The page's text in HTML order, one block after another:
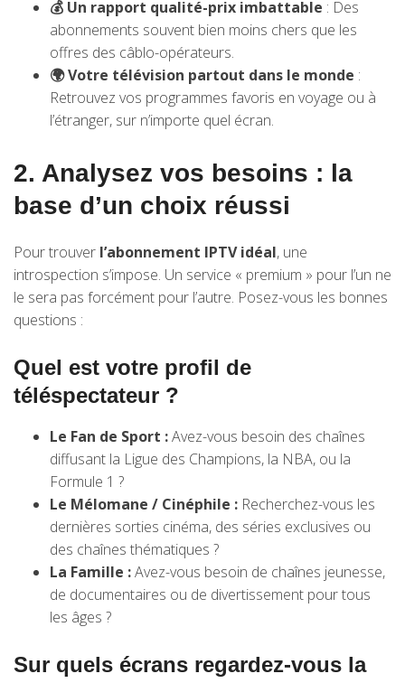
💰 Un rapport qualité-prix imbattable : Des
abonnements souvent bien moins chers que les
offres des câblo-opérateurs.
🌍 Votre télévision partout dans le monde :
Retrouvez vos programmes favoris en voyage ou à
l’étranger, sur n’importe quel écran.
2. Analysez vos besoins : la
base d’un choix réussi
Pour trouver l’abonnement IPTV idéal, une
introspection s’impose. Un service « premium » pour l’un ne
le sera pas forcément pour l’autre. Posez-vous les bonnes
questions :
Quel est votre profil de
téléspectateur ?
Le Fan de Sport :Avez-vous besoin des chaînes
diffusant la Ligue des Champions, la NBA, ou la
Formule 1 ?
Le Mélomane / Cinéphile : Recherchez-vous les
dernières sorties cinéma, des séries exclusives ou
des chaînes thématiques ?
La Famille :Avez-vous besoin de chaînes jeunesse,
de documentaires ou de divertissement pour tous
les âges ?
Sur quels écrans regardez-vous la